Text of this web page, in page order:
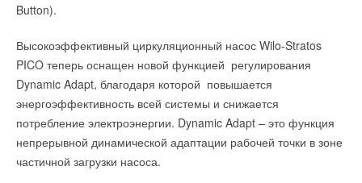
Button).
Высокоэффективный циркуляционный насос Wilo-Stratos
PICO теперь оснащен новой функцией регулирования
Dynamic Adapt, благодаря которой повышается
энергоэффективность всей системы и снижается
потребление электроэнергии. Dynamic Adapt – это функция
непрерывной динамической адаптации рабочей точки в зоне
частичной загрузки насоса.
Ваш E-mail *
Текст комментария
НОВОСТИ СОК 27 ОКТЯБРЯ 2025
→ Второй ежегодный «Кубок сварки Гермес»
НОВОСТИ СОК 4 АПРЕЛЯ 2025